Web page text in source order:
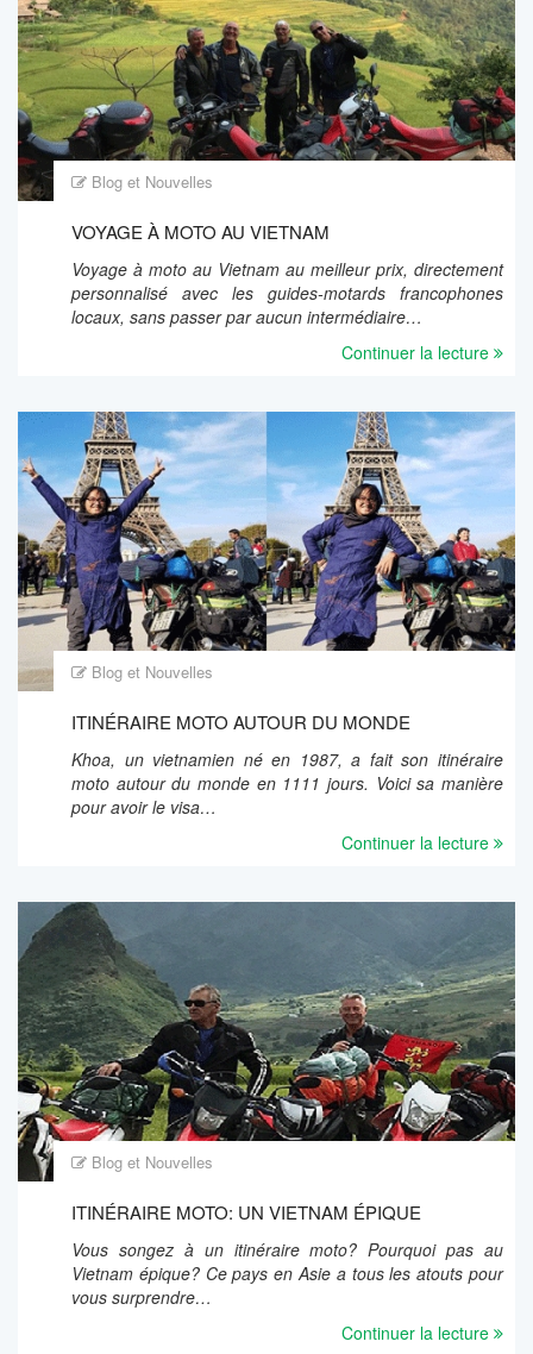
Blog et Nouvelles
VOYAGE À MOTO AU VIETNAM
Voyage à moto au Vietnam au meilleur prix, directement
personnalisé avec les guides-motards francophones
locaux, sans passer par aucun intermédiaire…
Continuer la lecture
Blog et Nouvelles
ITINÉRAIRE MOTO AUTOUR DU MONDE
Khoa, un vietnamien né en 1987, a fait son itinéraire
moto autour du monde en 1111 jours. Voici sa manière
pour avoir le visa…
Continuer la lecture
Blog et Nouvelles
ITINÉRAIRE MOTO: UN VIETNAM ÉPIQUE
Vous songez à un itinéraire moto? Pourquoi pas au
Vietnam épique? Ce pays en Asie a tous les atouts pour
vous surprendre…
Continuer la lecture